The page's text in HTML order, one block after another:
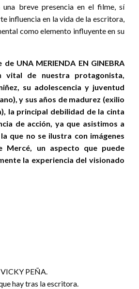
breve presencia en el filme, sí
influencia en la vida de la escritora,
como elemento influyente en su
UNA MERIENDA EN GINEBRA
vital de nuestra protagonista,
su adolescencia y juventud
y sus años de madurez (exilio
la principal debilidad de la cinta
de acción, ya que asistimos a
que no se ilustra con imágenes
Mercé, un aspecto que puede
la experiencia del visionado
PEÑA.
hay tras la escritora.